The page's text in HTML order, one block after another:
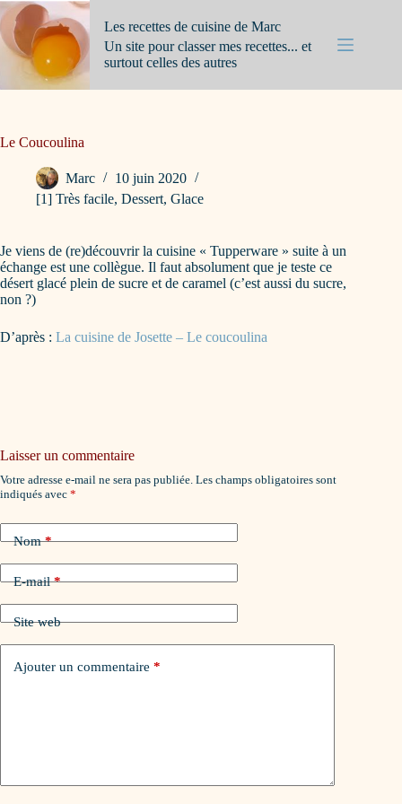
Passer
au
contenu
Les recettes de cuisine de Marc
Un site pour classer mes recettes... et
surtout celles des autres
Le Coucoulina
Marc
10 juin 2020
[1] Très facile, Dessert, Glace
Je viens de (re)découvrir la cuisine « Tupperware » suite à un
échange est une collègue. Il faut absolument que je teste ce
désert glacé plein de sucre et de caramel (c’est aussi du sucre,
non ?)
D’après : La cuisine de Josette – Le coucoulina
Laisser un commentaire
Votre adresse e-mail ne sera pas publiée. Les champs obligatoires sont
indiqués avec *
Nom*
E-mail*
Site web
Ajouter un commentaire *